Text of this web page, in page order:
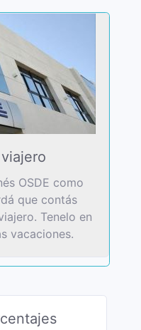
OSDE como
que contás
Tenelo en
vacaciones.